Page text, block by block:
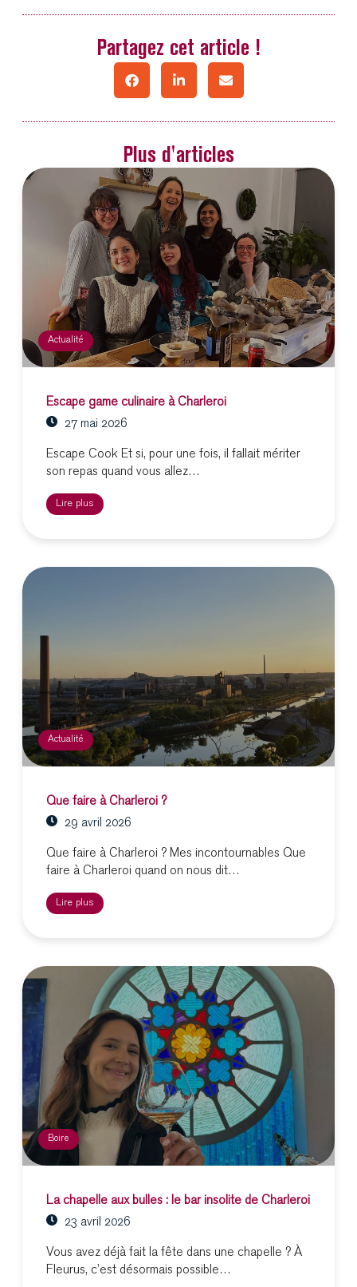
Partagez cet article !
Plus d'articles
Actualité
Escape game culinaire à Charleroi
27 mai 2026
Escape Cook Et si, pour une fois, il fallait mériter
son repas quand vous allez…
Lire plus
Actualité
Que faire à Charleroi ?
29 avril 2026
Que faire à Charleroi ? Mes incontournables Que
faire à Charleroi quand on nous dit…
Lire plus
Boire
La chapelle aux bulles : le bar insolite de Charleroi
23 avril 2026
Vous avez déjà fait la fête dans une chapelle ? À
Fleurus, c’est désormais possible…